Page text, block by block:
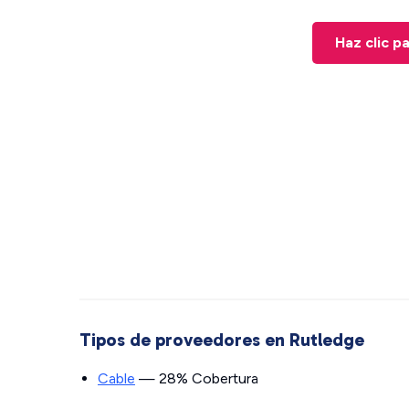
Haz clic
Tipos de proveedores en Rutledge
Cable — 28% Cobertura